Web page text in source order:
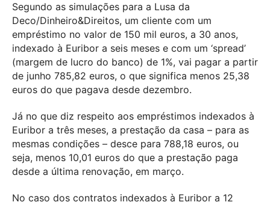
Segundo as simulações para a Lusa da
Deco/Dinheiro&Direitos, um cliente com um
empréstimo no valor de 150 mil euros, a 30 anos,
indexado à Euribor a seis meses e com um ‘spread’
(margem de lucro do banco) de 1%, vai pagar a partir
de junho 785,82 euros, o que significa menos 25,38
euros do que pagava desde dezembro.
Já no que diz respeito aos empréstimos indexados à
Euribor a três meses, a prestação da casa – para as
mesmas condições – desce para 788,18 euros, ou
seja, menos 10,01 euros do que a prestação paga
desde a última renovação, em março.
No caso dos contratos indexados à Euribor a 12